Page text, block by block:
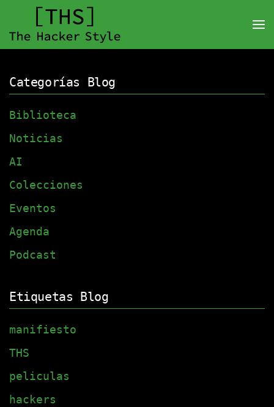
Categorías Blog
Biblioteca
Noticias
AI
Colecciones
Eventos
Agenda
Podcast
Etiquetas Blog
manifiesto
THS
peliculas
hackers